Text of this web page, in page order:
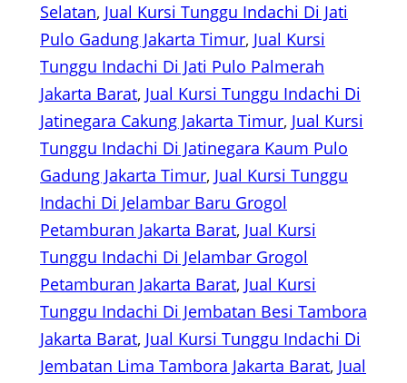
Selatan, Jual Kursi Tunggu Indachi Di Jati
Pulo Gadung Jakarta Timur, Jual Kursi
Tunggu Indachi Di Jati Pulo Palmerah
Jakarta Barat, Jual Kursi Tunggu Indachi Di
Jatinegara Cakung Jakarta Timur, Jual Kursi
Tunggu Indachi Di Jatinegara Kaum Pulo
Gadung Jakarta Timur, Jual Kursi Tunggu
Indachi Di Jelambar Baru Grogol
Petamburan Jakarta Barat, Jual Kursi
Tunggu Indachi Di Jelambar Grogol
Petamburan Jakarta Barat, Jual Kursi
Tunggu Indachi Di Jembatan Besi Tambora
Jakarta Barat, Jual Kursi Tunggu Indachi Di
Jembatan Lima Tambora Jakarta Barat, Jual